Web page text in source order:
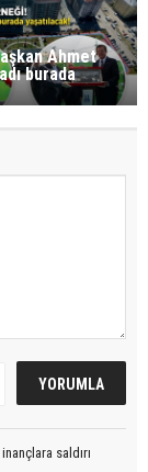
Ahmet
burada
saldırı